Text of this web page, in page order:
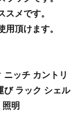
メです。
頂けます。
ッチ カントリ
ラック シェル
明